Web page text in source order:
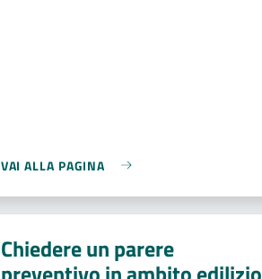
VAI ALLA PAGINA
Chiedere un parere